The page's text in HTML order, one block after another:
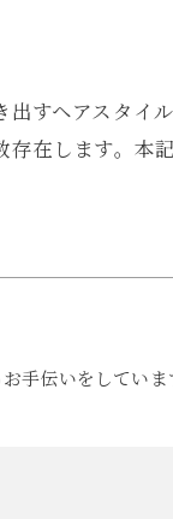
すヘアスタイ
在します。本
手伝いをしてい